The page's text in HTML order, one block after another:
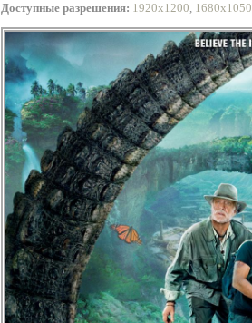
Доступные разрешения: 1920x1200, 1680x1050